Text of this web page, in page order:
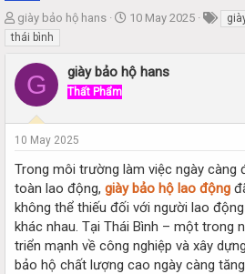
T
h
r
e
d
a
r
t
e
r
giày bảo hộ hans
S
r
t
10 May 2025
thái bình
G giày bảo hộ hans
Thất Phẩm
10 May 2025
Trong môi trường làm việc ngày càng
toàn lao động, giày bảo hộ lao động
không thể thiếu đối với người lao
khác nhau. Tại Thái Bình – một trong
triển mạnh về công nghiệp và xây
bảo hộ chất lượng cao ngày càng